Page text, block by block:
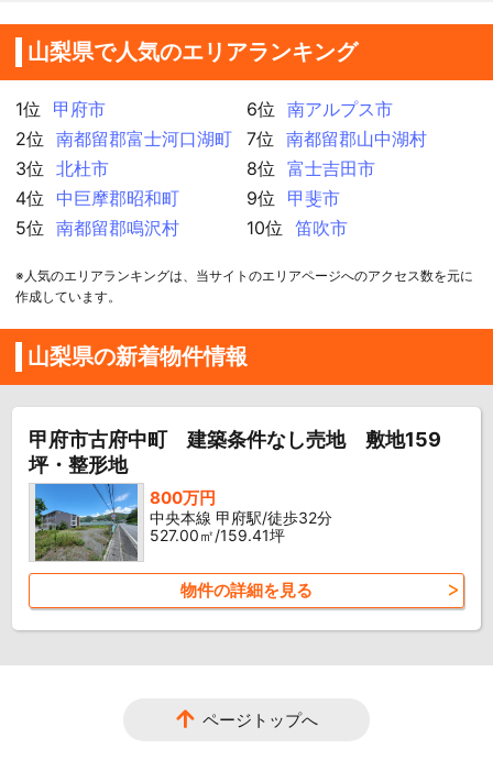
山梨県で人気のエリアランキング
1位
甲府市
2位
南都留郡富士河口湖町
3位
北杜市
4位
中巨摩郡昭和町
5位
南都留郡鳴沢村
6位
南アルプス市
7位
南都留郡山中湖村
8位
富士吉田市
9位
甲斐市
10位
笛吹市
※人気のエリアランキングは、当サイトのエリアページへのアクセス数を元に
作成しています。
山梨県の新着物件情報
甲府市古府中町 建築条件なし売地 敷地159
坪・整形地
800万円
中央本線 甲府駅/徒歩32分
527.00㎡/159.41坪
物件の詳細を見る
ページトップへ